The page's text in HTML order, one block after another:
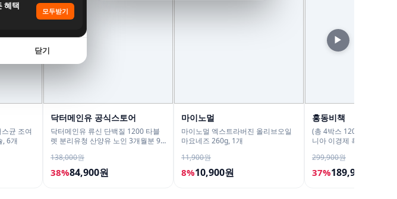
균 조여
, 6개
닥터메인유 공식스토어
닥터메인유 류신 단백질 1200 타블
렛 분리유청 산양유 노인 3개월분 90
138,000원
38%84,900원
마이노멀
마이노멀 엑스트라버진 올리브오일
마요네즈 260g, 1개
11,900원
8%10,900원
홍동비책
(총 4박스 120포 4개월분)
니아 이경제 흑염소 스틱
299,900원
37%189,900원
▶
혜택
모두받기
닫기